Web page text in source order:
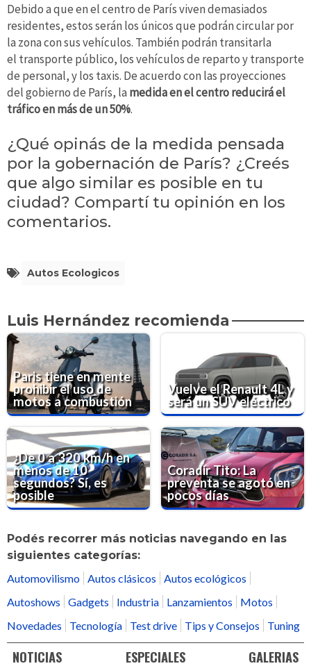
Debido a que en el centro de París viven demasiados
residentes, estos serán los únicos que podrán circular por
la zona con sus vehículos. También podrán transitarla
el transporte público, los vehículos de reparto y transporte
de personal, y los taxis. De acuerdo con las proyecciones
del gobierno de París, la medida en el centro reducirá el
tráfico en más de un 50%.
¿Qué opinás de la medida pensada
por la gobernación de París? ¿Creés
que algo similar es posible en tu
ciudad? Compartí tu opinión en los
comentarios.
Autos Ecologicos
Luis Hernández recomienda
Paris tiene en mente
prohibir el uso de
motos a combustión
Vuelve el Renault 4L y
será un SUV eléctrico
¿De 0 a 320 km/h en
menos de 10
segundos? Sí, es
posible
Coradir Tito: La
preventa se agotó en
pocos días
Podés recorrer más noticias navegando en las
siguientes categorías:
Automovilismo Autos clásicos
Autos ecológicos
Autoshows
Gadgets Industria Lanzamientos
Motos
Novedades
Tecnología Test drive Tips y Consejos Tuning
NOTICIAS ESPECIALES GALERIAS